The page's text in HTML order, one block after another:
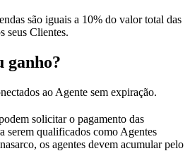
são iguais a 10% do valor total das
seus Clientes.
ganho?
ao Agente sem expiração.
solicitar o pagamento das
serem qualificados como Agentes
os agentes devem acumular pelo